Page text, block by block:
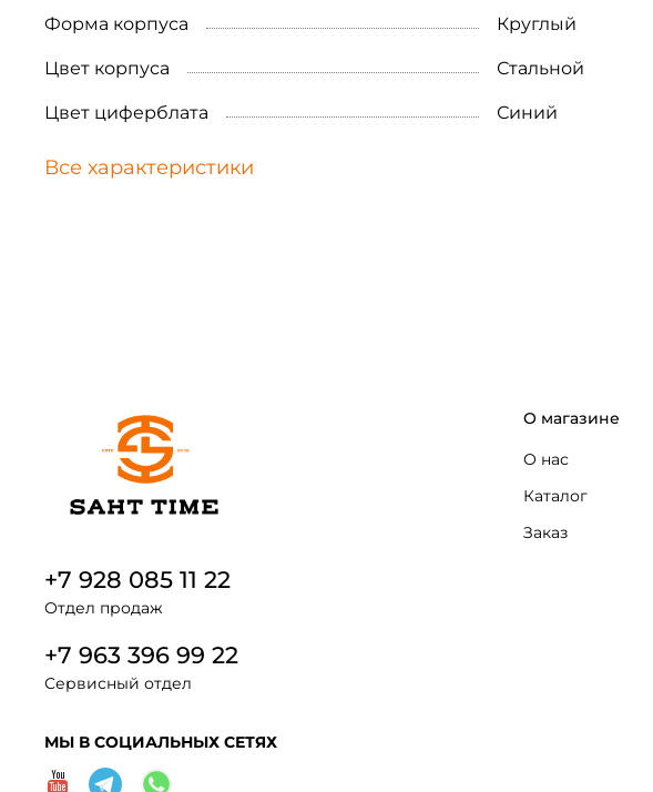
Форма корпуса Круглый
Цвет корпуса Стальной
Цвет циферблата Синий
Все характеристики
О магазине
О нас
Каталог
Заказ
+7 928 085 11 22
Отдел продаж
+7 963 396 99 22
Сервисный отдел
МЫ В СОЦИАЛЬНЫХ СЕТЯХ